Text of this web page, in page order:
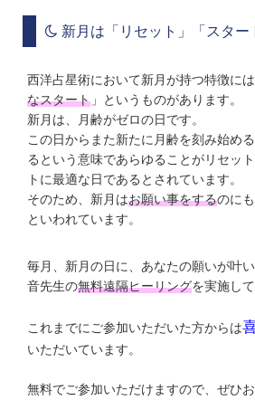
新月は「リセット」「スター
西洋占星術において新月が持つ特徴に
なスタート 」というものがあります。
新月は、月齢がゼロの日です。
この日からまた新たに月齢を刻み始め
るという意味であらゆることがリセッ
トに最適な日であるとされています。
そのため、新月はお願い事をするのに
といわれています。
毎月、新月の日に、あなたの願いが叶
音先生の無料遠隔ヒーリングを実施して
これまでにご参加いただいた方からは
いただいています。
無料でご参加いただけますので、ぜひ